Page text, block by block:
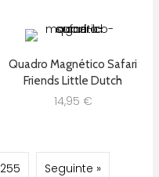
Quadro Magnético Safari
Friends Little Dutch
14,95 €
255 Seguinte »